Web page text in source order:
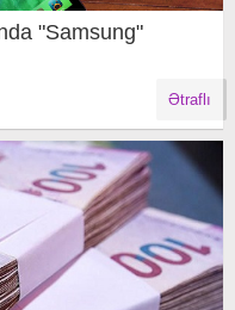
"Samsung"
Ətraflı